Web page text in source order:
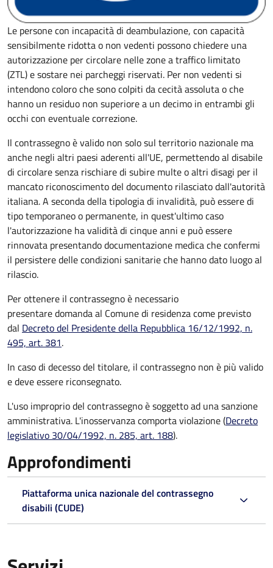
Le persone con incapacità di deambulazione, con capacità
sensibilmente ridotta o non vedenti possono chiedere una
autorizzazione per circolare nelle zone a traffico limitato
(ZTL) e sostare nei parcheggi riservati. Per non vedenti si
intendono coloro che sono colpiti da cecità assoluta o che
hanno un residuo non superiore a un decimo in entrambi gli
occhi con eventuale correzione.
Il contrassegno è valido non solo sul territorio nazionale ma
anche negli altri paesi aderenti all'UE, permettendo al disabile
di circolare senza rischiare di subire multe o altri disagi per il
mancato riconoscimento del documento rilasciato dall'autorità
italiana. A seconda della tipologia di invalidità, può essere di
tipo temporaneo o permanente, in quest'ultimo caso
l'autorizzazione ha validità di cinque anni e può essere
rinnovata presentando documentazione medica che confermi
il persistere delle condizioni sanitarie che hanno dato luogo al
rilascio.
Per ottenere il contrassegno è necessario
presentare domanda al Comune di residenza come previsto
dal Decreto del Presidente della Repubblica 16/12/1992, n.
495, art. 381.
In caso di decesso del titolare, il contrassegno non è più valido
e deve essere riconsegnato.
L'uso improprio del contrassegno è soggetto ad una sanzione
amministrativa. L'inosservanza comporta violazione (Decreto
legislativo 30/04/1992, n. 285, art. 188).
Approfondimenti
Piattaforma unica nazionale del contrassegno
disabili (CUDE)